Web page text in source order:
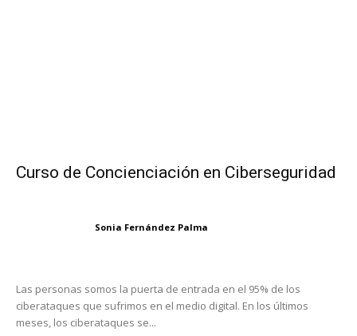
Curso de Concienciación en Ciberseguridad
Sonia Fernández Palma
Las personas somos la puerta de entrada en el 95% de los
ciberataques que sufrimos en el medio digital. En los últimos
meses, los ciberataques se...